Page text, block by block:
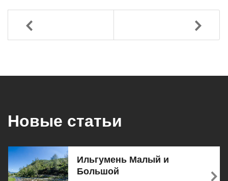
Назад Вперед
Новые статьи
Ильгумень Малый и
Большой